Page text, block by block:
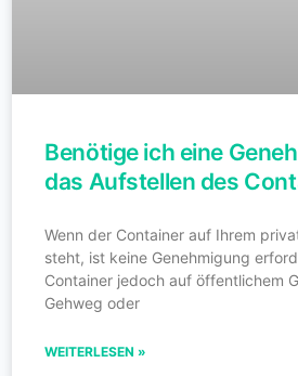
Benötige ich eine
das Aufstellen des
Wenn der Container auf Ihrem
steht, ist keine Genehmigung
Container jedoch auf öffentlichem
Gehweg oder
WEITERLESEN »